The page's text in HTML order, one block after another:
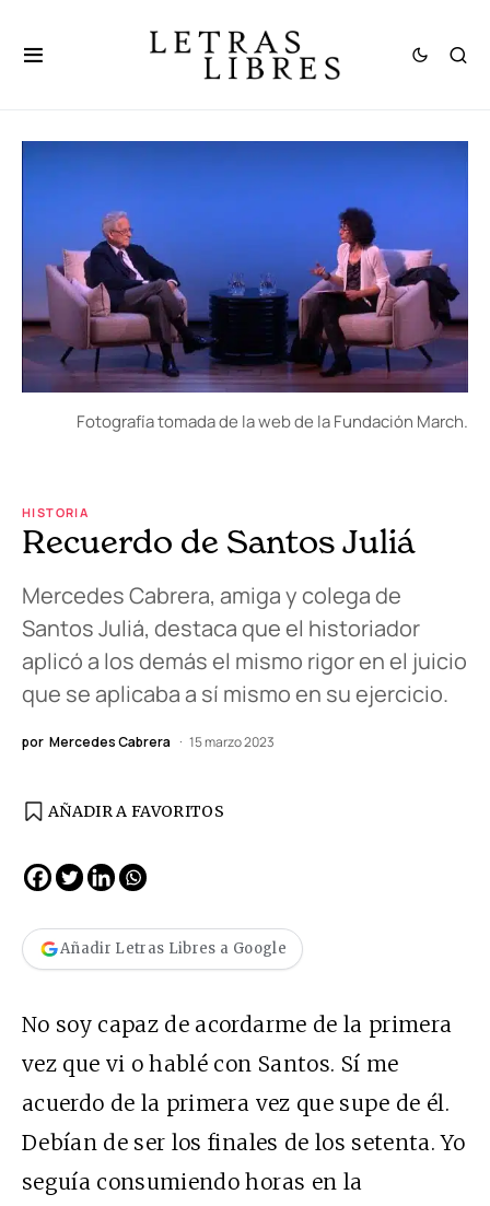
Fotografía tomada de la web de la Fundación March.
HISTORIA
Recuerdo de Santos Juliá
Mercedes Cabrera, amiga y colega de
Santos Juliá, destaca que el historiador
aplicó a los demás el mismo rigor en el juicio
que se aplicaba a sí mismo en su ejercicio.
por Mercedes Cabrera 15 marzo 2023
AÑADIR A FAVORITOS
Añadir Letras Libres a Google
No soy capaz de acordarme de la primera
vez que vi o hablé con Santos. Sí me
acuerdo de la primera vez que supe de él.
Debían de ser los finales de los setenta. Yo
seguía consumiendo horas en la